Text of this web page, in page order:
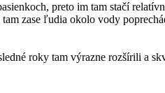
preto im tam stačí
zase ľudia okolo vody
roky tam výrazne rozšírili a